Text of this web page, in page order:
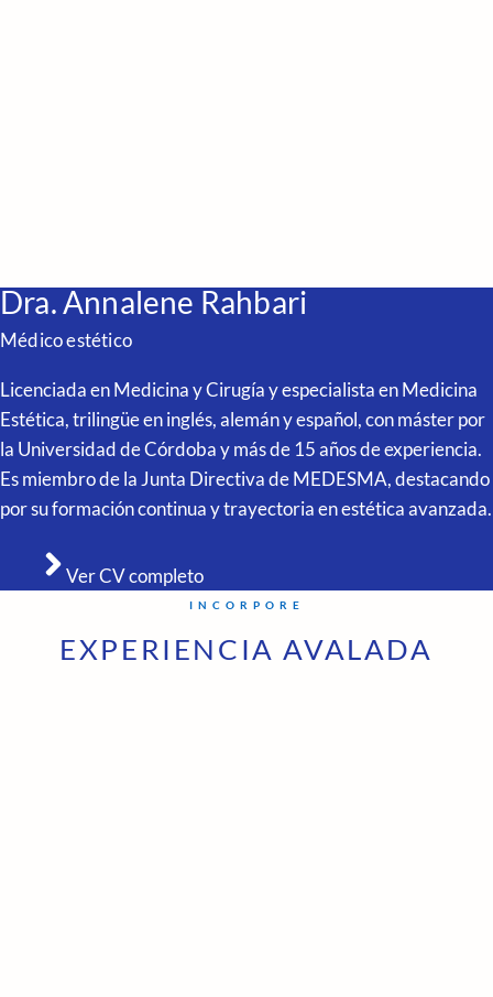
Dra. Annalene Rahbari
Médico estético
Licenciada en Medicina y Cirugía y especialista en Medicina
Estética, trilingüe en inglés, alemán y español, con máster por
la Universidad de Córdoba y más de 15 años de experiencia.
Es miembro de la Junta Directiva de MEDESMA, destacando
por su formación continua y trayectoria en estética avanzada.
Ver CV completo
INCORPORE
EXPERIENCIA AVALADA